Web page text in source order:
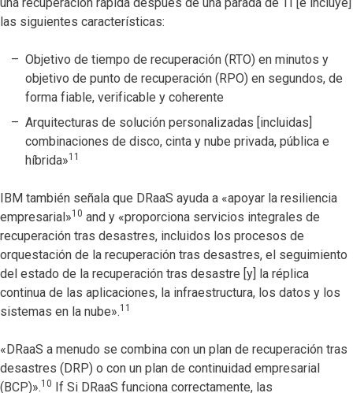
las siguientes características:
Objetivo de tiempo de recuperación (RTO) en minutos y
objetivo de punto de recuperación (RPO) en segundos, de
forma fiable, verificable y coherente
Arquitecturas de solución personalizadas [incluidas]
combinaciones de disco, cinta y nube privada, pública e
híbrida»11
IBM también señala que DRaaS ayuda a «apoyar la resiliencia
empresarial»10 and y «proporciona servicios integrales de
recuperación tras desastres, incluidos los procesos de
orquestación de la recuperación tras desastres, el seguimiento
del estado de la recuperación tras desastre [y] la réplica
continua de las aplicaciones, la infraestructura, los datos y los
sistemas en la nube».11
«DRaaS a menudo se combina con un plan de recuperación tras
desastres (DRP) o con un plan de continuidad empresarial
(BCP)».10 If Si DRaaS funciona correctamente, las